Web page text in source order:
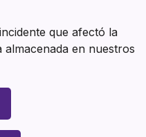
que afectó la
en nuestros